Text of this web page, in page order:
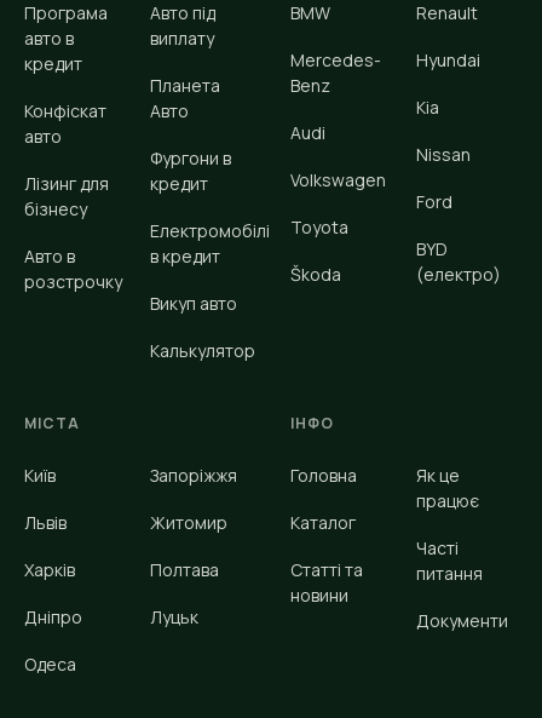
Програма
авто в
кредит
Конфіскат
авто
Лізинг для
бізнесу
Авто в
розстрочку
Авто під
виплату
Планета
Авто
Фургони в
кредит
Електромобілі
в кредит
Викуп авто
Калькулятор
BMW
Mercedes-
Benz
Audi
Volkswagen
Toyota
Škoda
Renault
Hyundai
Kia
Nissan
Ford
BYD
(електро)
МІСТА
Київ
Львів
Харків
Дніпро
Одеса
Запоріжжя
Житомир
Полтава
Луцьк
ІНФО
Головна
Каталог
Статті та
новини
Як це
працює
Часті
питання
Документи